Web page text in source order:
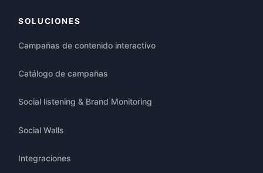
SOLUCIONES
Campañas de contenido interactivo
Catálogo de campañas
Social listening & Brand Monitoring
Social Walls
Integraciones